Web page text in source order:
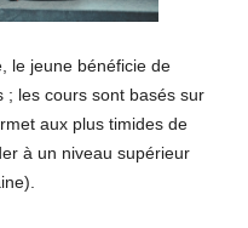
le jeune bénéficie de
; les cours sont basés sur
aux plus timides de
à un niveau supérieur